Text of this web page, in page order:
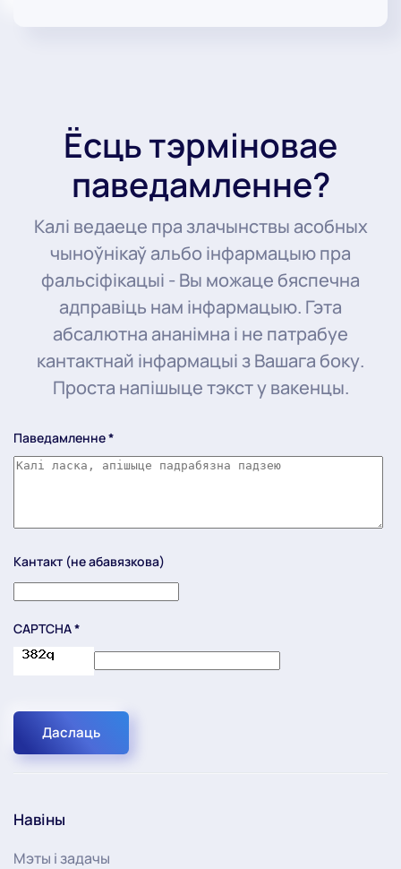
Ёсць тэрміновае
паведамленне?
Калі ведаеце пра злачынствы асобных
чыноўнікаў альбо інфармацыю пра
фальсіфікацыі - Вы можаце бяспечна
адправіць нам інфармацыю. Гэта
абсалютна ананімна і не патрабуе
кантактнай інфармацыі з Вашага боку.
Проста напішыце тэкст у вакенцы.
Паведамленне*
Кантакт (не абавязкова)
CAPTCHA*
Даслаць
Навіны
Мэты і задачы